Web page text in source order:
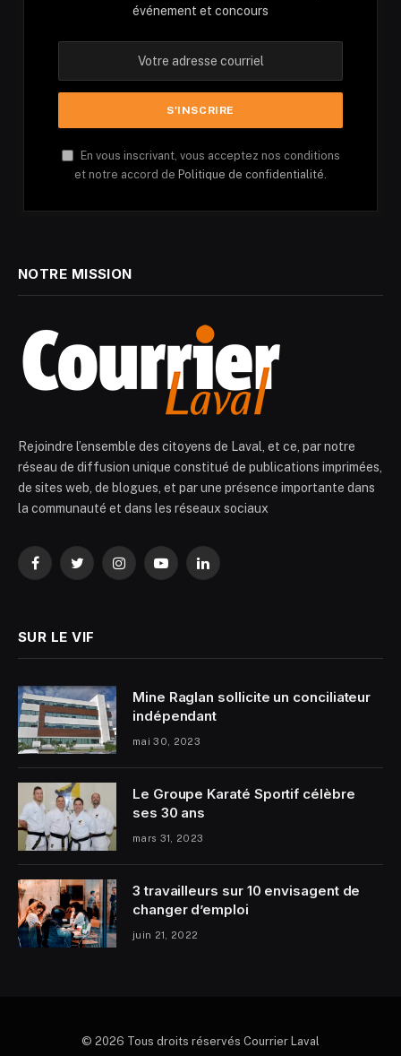
événement et concours
En vous inscrivant, vous acceptez nos conditions
et notre accord de Politique de confidentialité.
NOTRE MISSION
Rejoindre l’ensemble des citoyens de Laval, et ce, par notre
réseau de diffusion unique constitué de publications imprimées,
de sites web, de blogues, et par une présence importante dans
la communauté et dans les réseaux sociaux
FacebookTwitterInstagramYouTubeLinkedIn
SUR LE VIF
Mine Raglan sollicite un conciliateur
indépendant
mai 30, 2023
Le Groupe Karaté Sportif célèbre
ses 30 ans
mars 31, 2023
3 travailleurs sur 10 envisagent de
changer d’emploi
juin 21, 2022
© 2026 Tous droits réservés Courrier Laval